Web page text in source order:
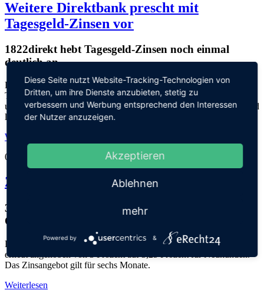
Weitere Direktbank prescht mit
Tagesgeld-Zinsen vor
1822direkt hebt Tagesgeld-Zinsen noch einmal
deutlich an
Die Online-Bank 1822direkt bietet Neukunden ein attraktives
Tagesgeldkonto mit 3,0 % Verzinsung. Damit wurde der Zinssatz
um weitere 0,5 % angehoben. Der Aktionszins gilt für 6 Monate und
lässt sich unter bestimmten Bedingungen sogar verlängern.
Weiterlesen
05.06.2023
Zinsen für Tagesgeld steigen noch einmal
3,25 % Tagesgeld-Zins für Neukunden bei der
Openbank
Die Digitalbank Openbank hat den Zinssatz für das Tagesgeldkonto
erneut angehoben von 3 Prozent auf 3,25 Prozent für Neukunden.
Das Zinsangebot gilt für sechs Monate.
Weiterlesen
Diese Seite nutzt Website-Tracking-Technologien von
Dritten, um ihre Dienste anzubieten, stetig zu
verbessern und Werbung entsprechend den Interessen
der Nutzer anzuzeigen.
Akzeptieren
Ablehnen
mehr
Powered by &